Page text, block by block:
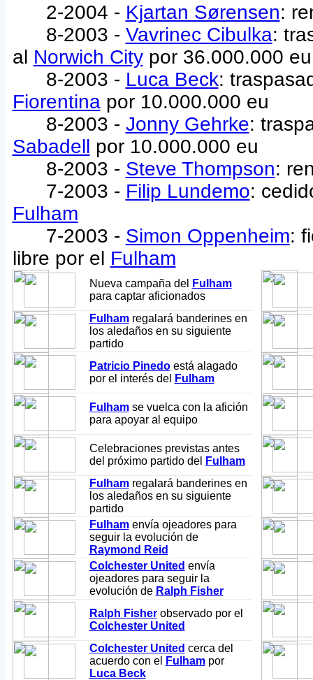
2-2004 - Kjartan Sørensen:
8-2003 - Vavrinec Cibulka:
al Norwich Citypor 36.000.000 eu
8-2003 - Luca Beck:
Fiorentinapor 10.000.000 eu
8-2003 - Jonny Gehrke:
Sabadell por 10.000.000 eu
8-2003 - Steve Thompson:
7-2003 - Filip Lundemo:
Fulham
7-2003 - Simon Oppenheim:
libre por el Fulham
Nueva campaña del
Fulham
para captar aficionados
Fulhamregalará banderines en
los aledaños en su siguiente
partido
Patricio Pinedoestá alagado
por el interés del
Fulham
Fulhamse vuelca con la afición
para apoyar al equipo
Celebraciones previstas antes
del próximo partido del
Fulham
Fulhamregalará banderines en
los aledaños en su siguiente
partido
Fulhamenvía ojeadores para
seguir la evolución de
Raymond Reid
Colchester United envía
ojeadores para seguir la
evolución de Ralph Fisher
Ralph Fisherobservado por el
Colchester United
Colchester United cerca del
acuerdo con el
Fulhampor
Luca Beck